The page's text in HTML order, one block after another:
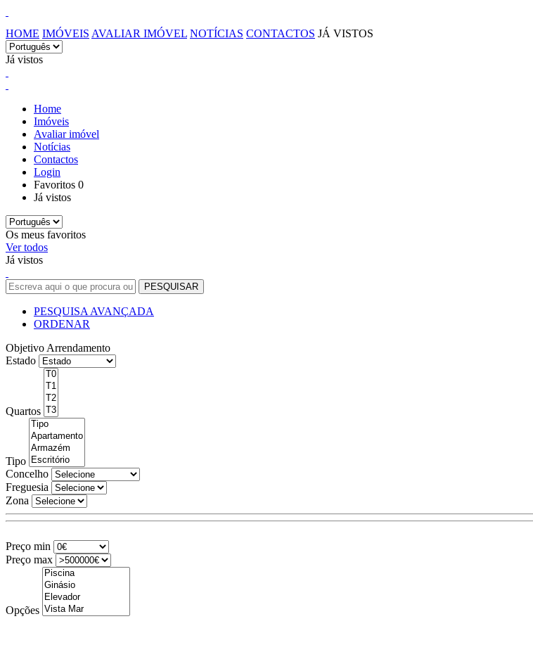
HOME IMÓVEIS AVALIAR IMÓVEL NOTÍCIAS CONTACTOS JÁ VISTOS
Já vistos
Home
Imóveis
Avaliar imóvel
Notícias
Contactos
Login
Favoritos 0
Já vistos
Os meus favoritos
Ver todos
Já vistos
PESQUISA AVANÇADA
ORDENAR
Objetivo Arrendamento
Estado
Quartos
Tipo
Concelho
Freguesia
Zona
Preço min
Preço max
Opções